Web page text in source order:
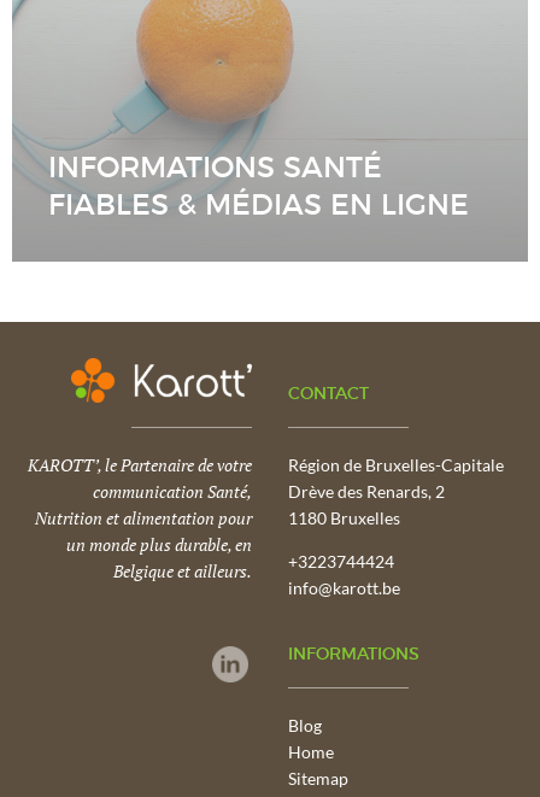
INFORMATIONS SANTÉ
FIABLES & MÉDIAS EN LIGNE
KAROTT’, le Partenaire de votre
communication Santé,
Nutrition et alimentation pour
un monde plus durable, en
Belgique et ailleurs.
CONTACT
Région de Bruxelles-Capitale
Drève des Renards, 2
1180 Bruxelles
+3223744424
info@karott.be
INFORMATIONS
Blog
Home
Sitemap